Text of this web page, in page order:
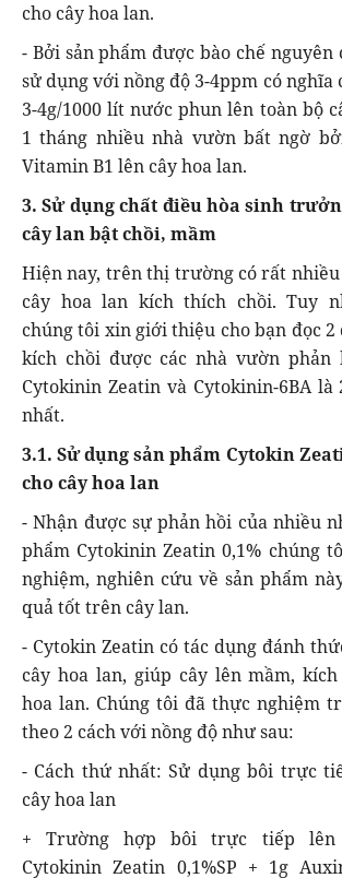
cho cây hoa lan.
- Bởi sản phẩm được bào chế nguyên
sử dụng với nồng độ 3-4ppm có nghĩa
3-4g/1000 lít nước phun lên toàn bộ
1 tháng nhiều nhà vườn bất ngờ
Vitamin B1 lên cây hoa lan.
3. Sử dụng chất điều hòa sinh
cây lan bật chồi, mầm
Hiện nay, trên thị trường có rất nhiều
cây hoa lan kích thích chồi. Tuy
chúng tôi xin giới thiệu cho bạn đọc 2
kích chồi được các nhà vườn
Cytokinin Zeatin và Cytokinin-6BA là
nhất.
3.1. Sử dụng sản phẩm Cytokin
cho cây hoa lan
- Nhận được sự phản hồi của nhiều
phẩm Cytokinin Zeatin 0,1% chúng
nghiệm, nghiên cứu về sản phẩm
quả tốt trên cây lan.
- Cytokin Zeatin có tác dụng đánh
cây hoa lan, giúp cây lên mầm,
hoa lan. Chúng tôi đã thực nghiệm
theo 2 cách với nồng độ như sau:
- Cách thứ nhất: Sử dụng bôi trực
cây hoa lan
+ Trường hợp bôi trực tiếp lên
Cytokinin Zeatin 0,1%SP + 1g